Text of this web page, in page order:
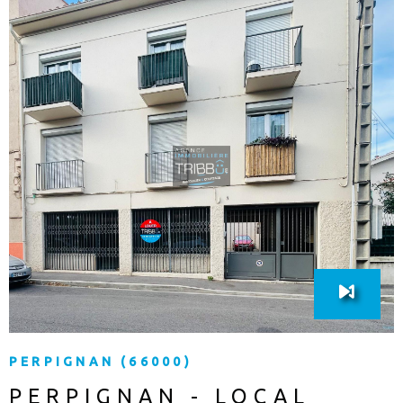
PERPIGNAN (66000)
PERPIGNAN - LOCAL
VOIR LE BIEN